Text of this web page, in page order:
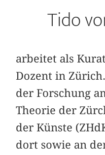
Tido
arbeitet als
Dozent in
der Forschung
Theorie der
der Künste
dort sowie an